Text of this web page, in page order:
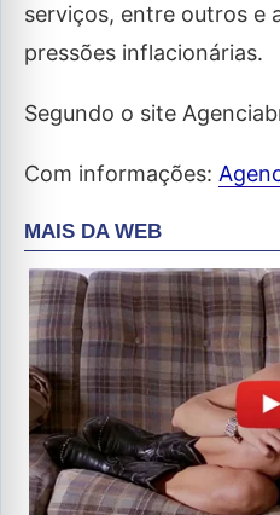
serviços, entre outros e
pressões inflacionárias.
Segundo o site
Com informações: